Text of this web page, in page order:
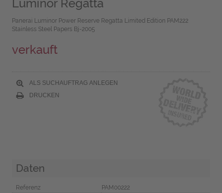
Luminor Regatta
Panerai Luminor Power Reserve Regatta Limited Edition PAM222
Stainless Steel Papers Bj-2005
verkauft
ALS SUCHAUFTRAG ANLEGEN
DRUCKEN
Daten
Referenz
PAM00222